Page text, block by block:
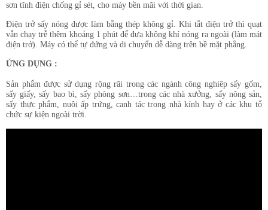
sơn tĩnh điện chống gỉ sét, cho máy bền mãi với thời gian.
Điện trở sấy nóng được làm bằng thép không gỉ. Khi tắt điện trở thì quạt
vẫn chạy trễ thêm khoảng 1 phút để đưa không khí nóng ra ngoài (làm mát
điện trở). Máy có thể tự đứng và di chuyển dễ dàng trên bề mặt phẳng.
ỨNG DỤNG :
Sản phẩm được sử dụng rộng rãi trong các ngành công nghiêp sấy gốm,
sấy giấy, sấy bao bì, sấy phòng sơn…trong các nhà xưởng, sấy nông sản,
sấy thực phẩm, nuôi ấp trứng, canh tác trong nhà kính hay ở các khu tổ
chức sự kiện ngoài trời.